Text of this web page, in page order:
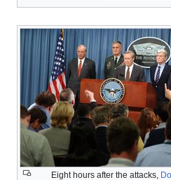
Eight hours after the attacks,